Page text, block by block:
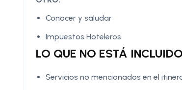
Conocer y saludar
Impuestos Hoteleros
LO QUE NO ESTÁ
Servicios no mencionados en el